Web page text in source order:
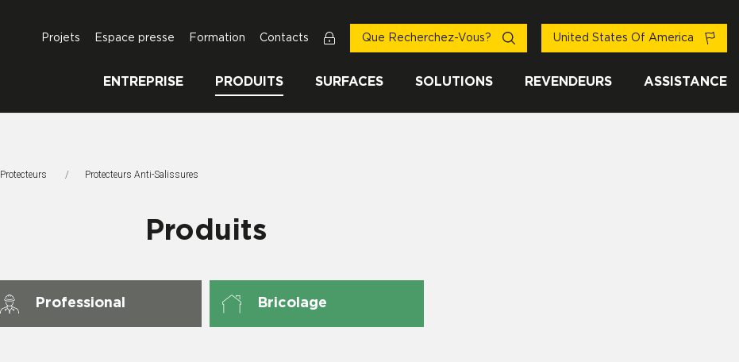
ENTREPRISE PRODUITS SURFACES SOLUTIONS REVENDEURS ASSISTANCE
Projets Espace presse Formation Contacts Que Recherchez-Vous? United States Of America
Protecteurs Page Actuelle:
Protecteurs Anti-Salissures
Produits
Professional Bricolage